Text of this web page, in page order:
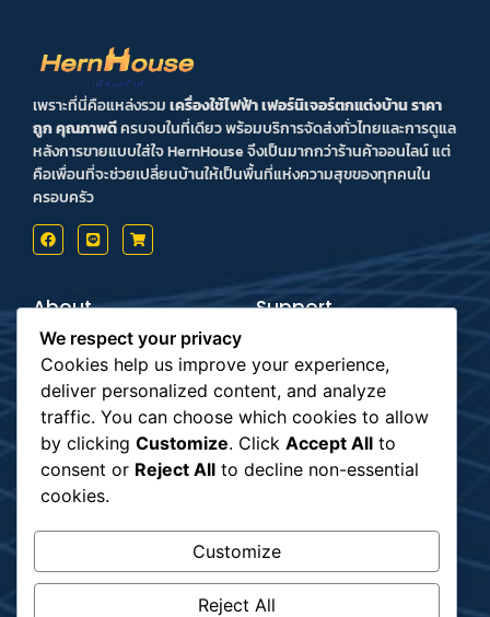
เพราะที่นี่คือแหล่งรวมเครื่องใช้ไฟฟ้า เฟอร์นิเจอร์ตกแต่งบ้าน ราคา
ถูก คุณภาพดีครบจบในที่เดียว พร้อมบริการจัดส่งทั่วไทยและการดูแล
หลังการขายแบบใส่ใจ HernHouse จึงเป็นมากกว่าร้านค้าออนไลน์ แต่
คือเพื่อนที่จะช่วยเปลี่ยนบ้านให้เป็นพื้นที่แห่งความสุขของทุกคนใน
ครอบครัว
About
Terms & Conditions
Privacy Policy
Support
Order Tracking
Payment
Shipping
Subscribe
We respect your privacy
Cookies help us improve your experience,
deliver personalized content, and analyze
traffic. You can choose which cookies to allow
by clicking Customize. Click Accept All to
consent or Reject All to decline non-essential
cookies.
Customize
Reject All